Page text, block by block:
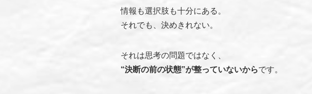
情報も選択肢も十分にある。
それでも、決めきれない。
それは思考の問題ではなく、
“決断の前の状態”が整っていないからです。